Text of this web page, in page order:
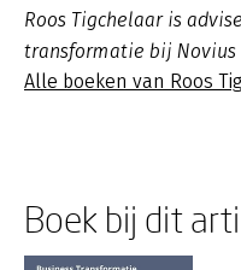
Roos Tigchelaar is
transformatie bij Novius
Alle boeken van Roos
Boek bij dit